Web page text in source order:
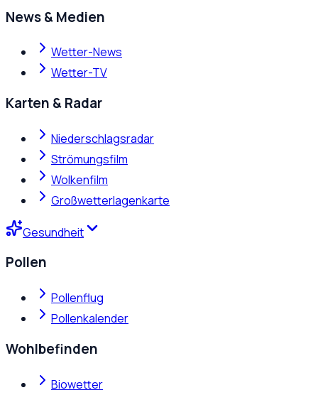
News & Medien
Wetter-News
Wetter-TV
Karten & Radar
Niederschlagsradar
Strömungsfilm
Wolkenfilm
Großwetterlagenkarte
Gesundheit
Pollen
Pollenflug
Pollenkalender
Wohlbefinden
Biowetter